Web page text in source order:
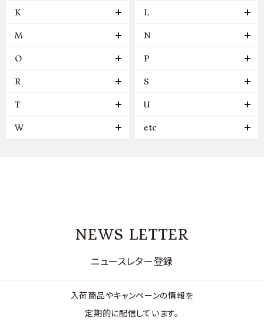
K L
M N
O P
R S
T U
W etc
NEWS LETTER
ニュースレター登録
入荷商品やキャンペーンの情報を
定期的に配信しています。